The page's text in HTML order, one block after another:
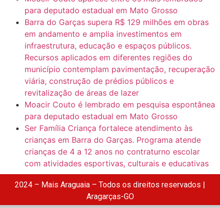
para deputado estadual em Mato Grosso
Barra do Garças supera R$ 129 milhões em obras
em andamento e amplia investimentos em
infraestrutura, educação e espaços públicos.
Recursos aplicados em diferentes regiões do
município contemplam pavimentação, recuperação
viária, construção de prédios públicos e
revitalização de áreas de lazer
Moacir Couto é lembrado em pesquisa espontânea
para deputado estadual em Mato Grosso
Ser Família Criança fortalece atendimento às
crianças em Barra do Garças. Programa atende
crianças de 4 a 12 anos no contraturno escolar
com atividades esportivas, culturais e educativas
2024 – Mais Araguaia – Todos os direitos reservados |
Aragarças-GO